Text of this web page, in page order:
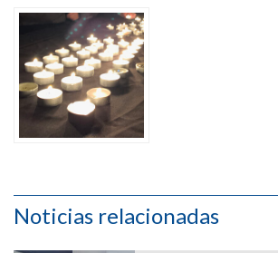
Noticias relacionadas